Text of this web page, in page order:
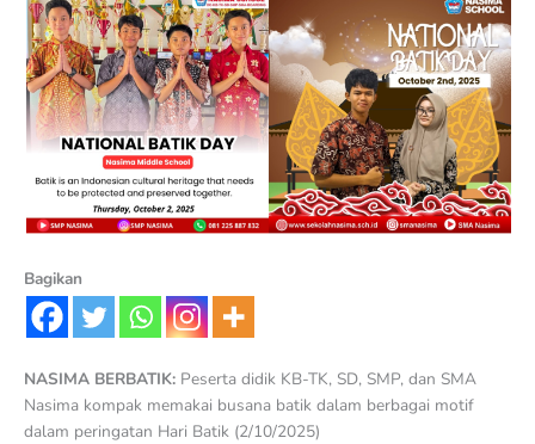
Bagikan
NASIMA BERBATIK: Peserta didik KB-TK, SD, SMP, dan SMA
Nasima kompak memakai busana batik dalam berbagai motif
dalam peringatan Hari Batik (2/10/2025)